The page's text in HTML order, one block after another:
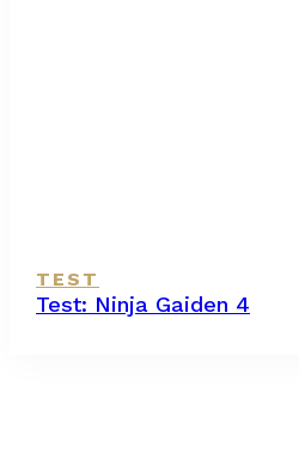
TEST
Test: Ninja Gaiden 4